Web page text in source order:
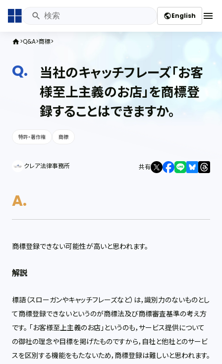
publicEnglish menu
home Q&A 商標
当社のキャッチフレーズ「お客
様至上主義のお店」を商標登
録することはできますか。
特許・著作権 商標
クレア法律事務所 共有
商標登録できない可能性が高いと思われます。
解説
標語（スローガンやキャッチフレーズなど）は，識別力のないものとし
て商標登録できないというのが商標法及び商標審査基準の考え方
です。 「お客様至上主義のお店」というのも，サービス提供について
の御社の理念や目標を掲げたものですから，自社と他社とのサービ
スを区別する機能をもたないため，商標登録は難しいと思われます。